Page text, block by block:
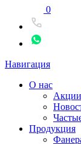
0
Навигация
О нас
Акции
Продукция